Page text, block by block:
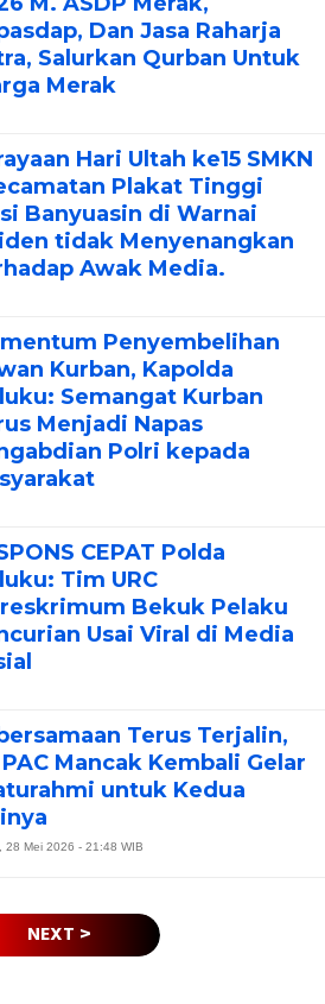
Dan Jasa Raharja
Salurkan Qurban Untuk
Merak
Hari Ultah ke15 SMKN
Plakat Tinggi
Banyuasin di Warnai
tidak Menyenangkan
Awak Media.
Penyembelihan
Kurban, Kapolda
Semangat Kurban
Menjadi Napas
Polri kepada
CEPAT Polda
Tim URC
Bekuk Pelaku
Usai Viral di Media
Terus Terjalin,
PAC Mancak Kembali Gelar
untuk Kedua
28 Mei 2026 - 21:48 WIB
NEXT >